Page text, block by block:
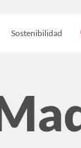
Sostenibilidad